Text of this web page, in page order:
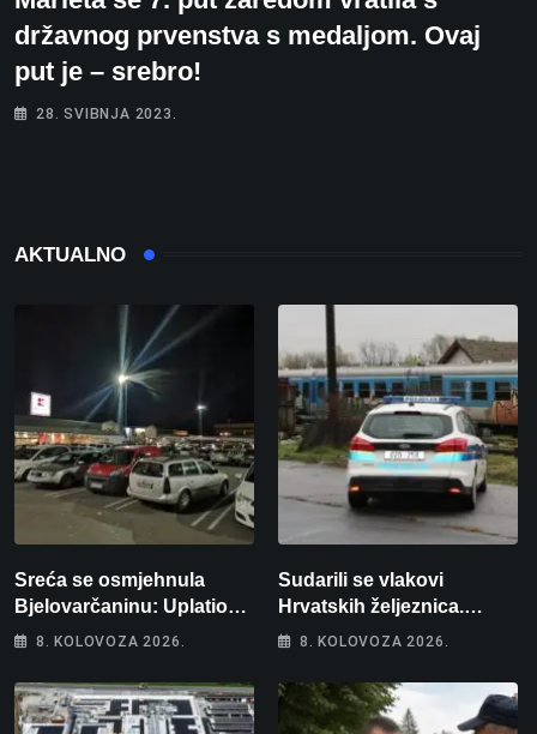
državnog prvenstva s medaljom. Ovaj
put je – srebro!
28. SVIBNJA 2023.
AKTUALNO
Sreća se osmjehnula
Bjelovarčaninu: Uplatio
samo 4 eura, a osvojio
8. KOLOVOZA 2026.
Sudarili se vlakovi
Hrvatskih željeznica.
Šestero osoba teško
intenzivnoj
8. KOLOVOZA 2026.